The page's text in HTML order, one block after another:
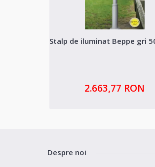
Stalp de iluminat Beppe gri
2.663,77 RON
Despre noi